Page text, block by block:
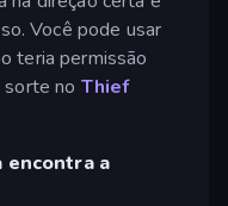
Você pode usar
teria permissão
sorte no Thief
encontra a